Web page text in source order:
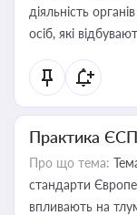
діяльність
осіб, які
Практика
Про що тема:
стандарти
впливають на